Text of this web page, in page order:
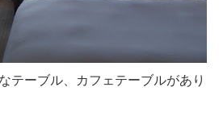
テーブル、カフェテーブルがあり